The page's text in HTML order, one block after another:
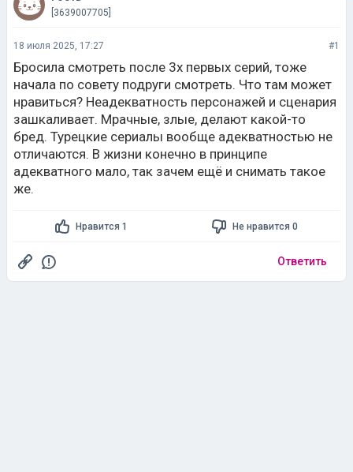
[3639007705]
18 июля 2025, 17:27 #1
Бросила смотреть после 3х первых серий, тоже
начала по совету подруги смотреть. Что там может
нравиться? Неадекватность персонажей и сценария
зашкаливает. Мрачные, злые, делают какой-то
бред. Турецкие сериалы вообще адекватностью не
отличаются. В жизни конечно в принципе
адекватного мало, так зачем ещё и снимать такое
же.
Нравится 1 Не нравится 0
Ответить